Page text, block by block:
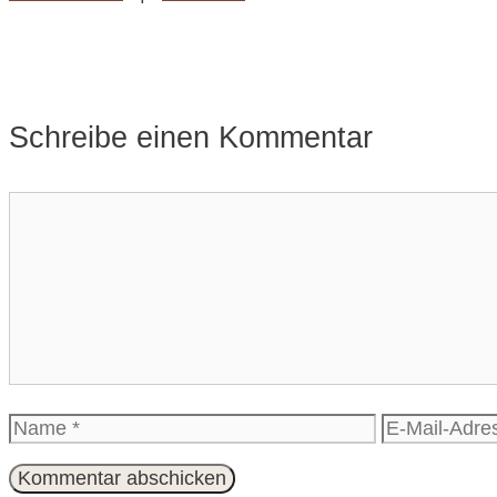
Schreibe einen Kommentar
Name
E-